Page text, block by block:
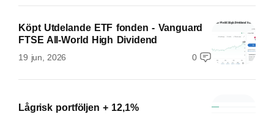
Köpt Utdelande ETF fonden - Vanguard
FTSE All-World High Dividend
19 jun, 2026 0
Lågrisk portföljen + 12,1%